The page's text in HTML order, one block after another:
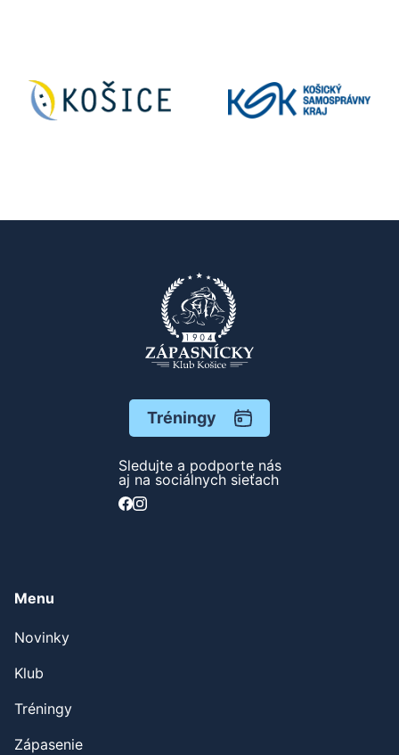
Tréningy
Sledujte a podporte nás
aj na sociálnych sieťach
Menu
Novinky
Klub
Tréningy
Zápasenie